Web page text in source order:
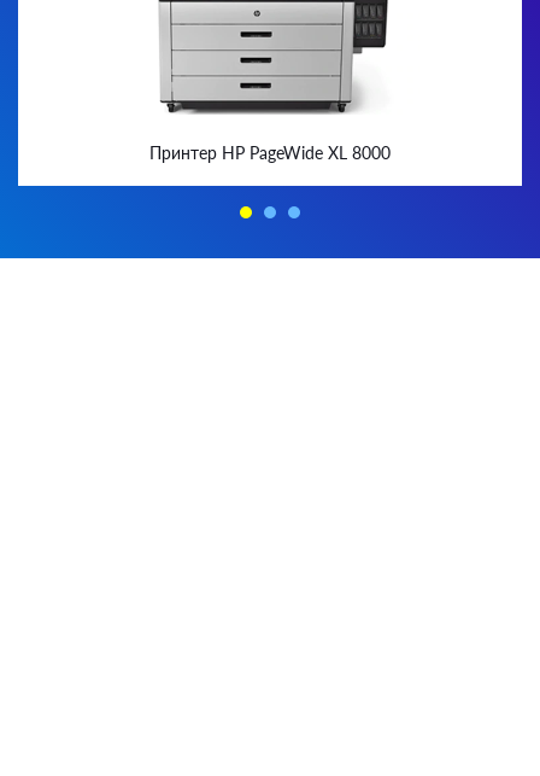
Принтер HP PageWide XL 8000